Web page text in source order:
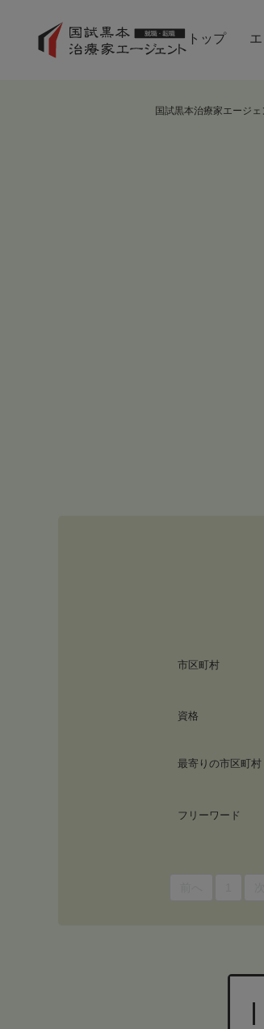
トップ
国試黒本治療家エージェ
市区町村
資格
最寄りの市区町村
フリーワード